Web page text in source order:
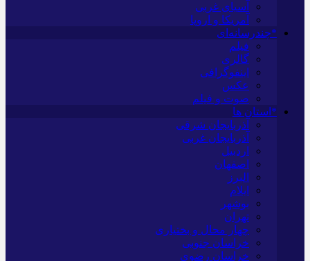
آسیای غربی
آمریکا و اروپا
*چندرسانه‌ای
فیلم
گالری
اینفوگرافی
عکس
صوت و فیلم
*استان ها
آذربایجان شرقی
آذربایجان غربی
اردبیل
اصفهان
البرز
ایلام
بوشهر
تهران
چهار محال و بختیاری
خراسان جنوبی
خراسان رضوی